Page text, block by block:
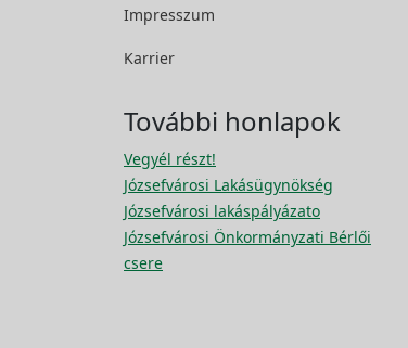
Impresszum
Karrier
További honlapok
Vegyél részt!
Józsefvárosi Lakásügynökség
Józsefvárosi lakáspályázato
Józsefvárosi Önkormányzati Bérlői
csere